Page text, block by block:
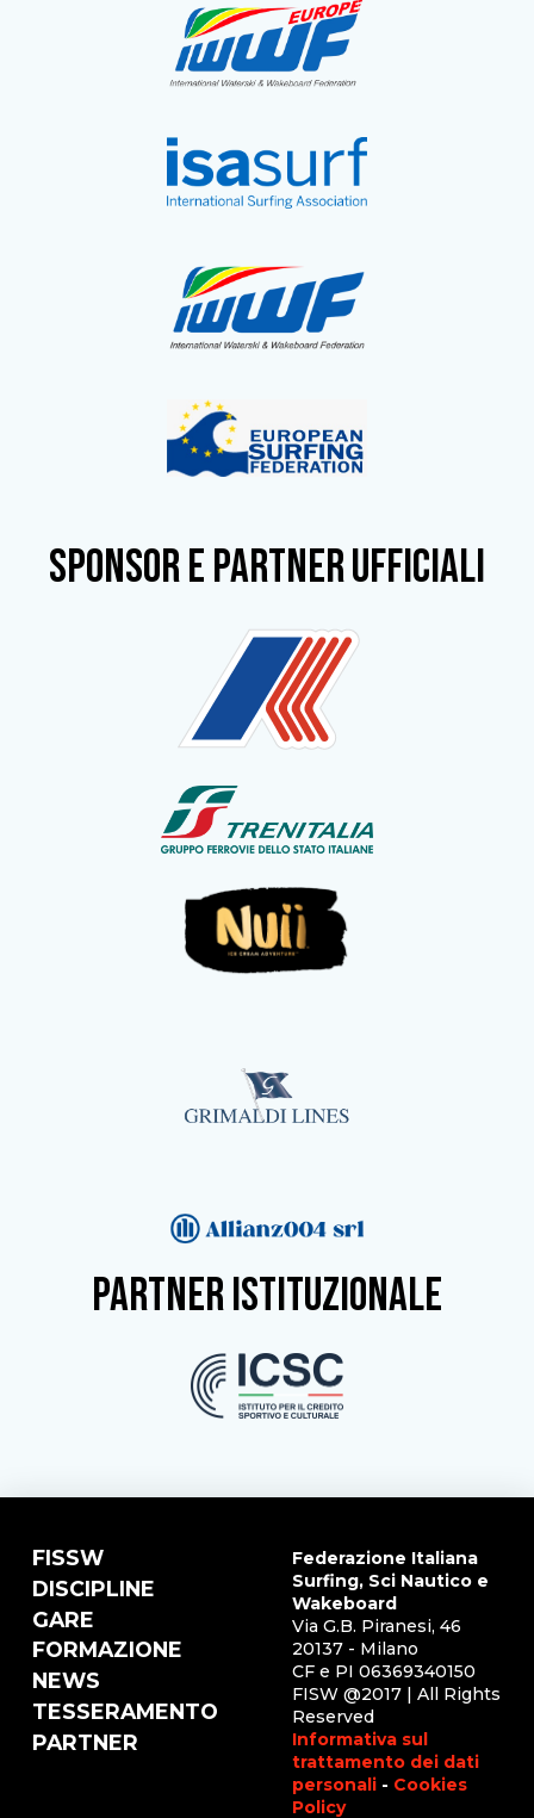
SPONSOR e partner ufficiali
partner istituzionale
FISSW
DISCIPLINE
GARE
FORMAZIONE
NEWS
TESSERAMENTO
PARTNER
Federazione Italiana
Surfing, Sci Nautico e
Wakeboard
Via G.B. Piranesi, 46
20137 - Milano
CF e PI 06369340150
FISW @2017 | All Rights
Reserved
Informativa sul
trattamento dei dati
personali - Cookies
Policy